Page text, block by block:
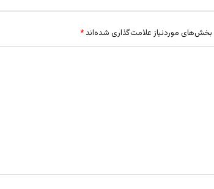
بخش‌های موردنیاز علامت‌گذاری شده‌اند *